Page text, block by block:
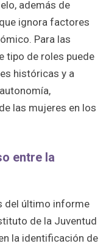
además de
ignora factores
Para las
tipo de roles puede
históricas y a
las mujeres en los
entre la
del último informe
de la Juventud
la identificación de